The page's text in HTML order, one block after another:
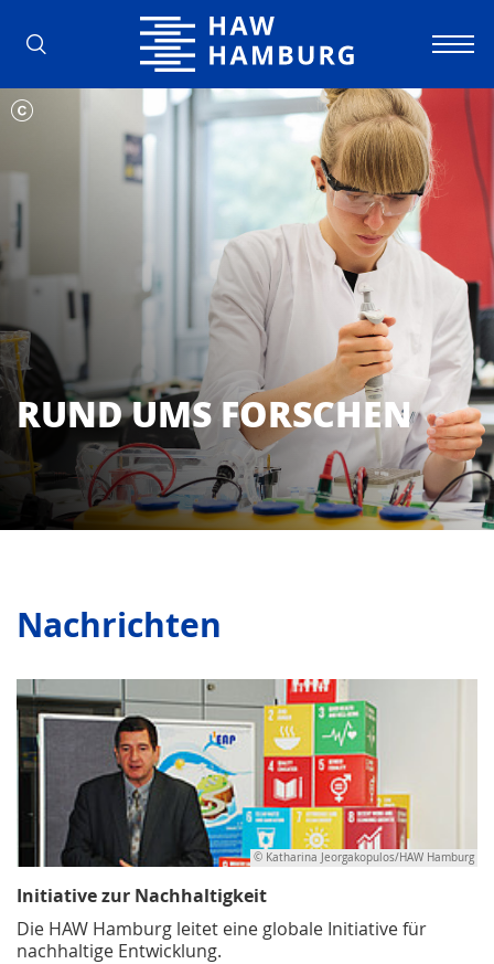
Hochschule für Angewandte
RUND UMS FORSCHEN
Nachrichten
© Katharina Jeorgakopulos/HAW Hamburg
Initiative zur Nachhaltigkeit
Die HAW Hamburg leitet eine globale Initiative für
nachhaltige Entwicklung.